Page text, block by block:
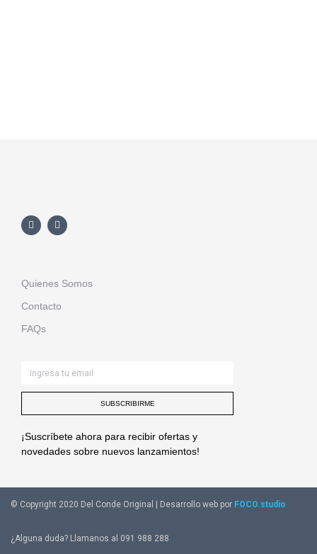
Quienes Somos
Contacto
FAQs
SUBSCRIBIRME
¡Suscríbete ahora para recibir ofertas y
novedades sobre nuevos lanzamientos!
© Copyright 2020 Del Conde Original | Desarrollo web por FOCO.studio
¿Alguna duda? Llamanos al 091 988 288